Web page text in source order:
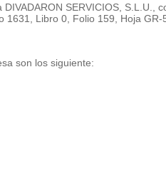
SERVICIOS,
Libro 0, Folio 159, Hoja GR-
son los siguiente: